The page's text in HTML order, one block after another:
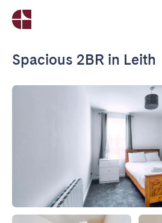
Spacious 2BR in Leith